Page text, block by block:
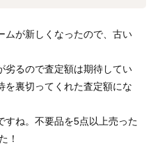
ムが新しくなったので、古い
劣るので査定額は期待してい
を裏切ってくれた査定額にな
すね。不要品を5点以上売った
！